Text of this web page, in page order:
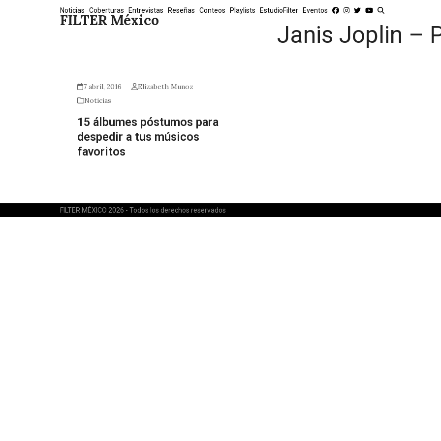
FILTER México
Noticias Coberturas Entrevistas Reseñas Conteos Playlists EstudioFilter Eventos
Janis Joplin –
7 abril, 2016
Elizabeth Munoz
Noticias
15 álbumes póstumos para
despedir a tus músicos
favoritos
FILTER MÉXICO 2026 - Todos los derechos reservados